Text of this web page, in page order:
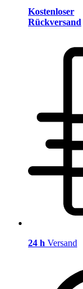
Kostenloser
Rückversand
24 h Versand